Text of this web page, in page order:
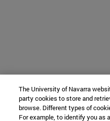
The University of Navarra
party cookies to store and
browse. Different types of
For example, to identify you as